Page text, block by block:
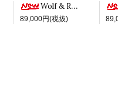
Wolf & Red -White ver.-
89,000円(税抜)